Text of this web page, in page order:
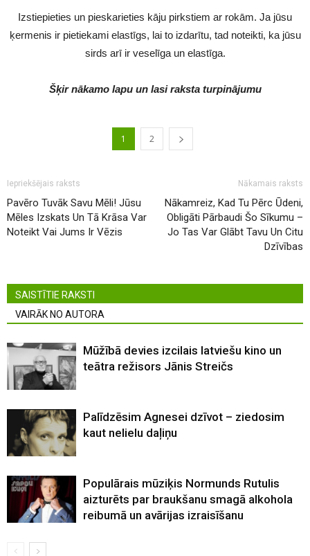
Izstiepieties un pieskarieties kāju pirkstiem ar rokām. Ja jūsu
ķermenis ir pietiekami elastīgs, lai to izdarītu, tad noteikti, ka jūsu
sirds arī ir veselīga un elastīga.
Šķir nākamo lapu un lasi raksta turpinājumu
1 2
Iepriekšējais raksts
Pavēro Tuvāk Savu Mēli! Jūsu
Mēles Izskats Un Tā Krāsa Var
Noteikt Vai Jums Ir Vēzis
Nākamais raksts
Nākamreiz, Kad Tu Pērc Ūdeni,
Obligāti Pārbaudi Šo Sīkumu –
Jo Tas Var Glābt Tavu Un Citu
Dzīvības
SAISTĪTIE RAKSTI
VAIRĀK NO AUTORA
Mūžībā devies izcilais latviešu kino un
teātra režisors Jānis Streičs
Palīdzēsim Agnesei dzīvot – ziedosim
kaut nelielu daļiņu
Populārais mūziķis Normunds Rutulis
aizturēts par braukšanu smagā alkohola
reibumā un avārijas izraisīšanu